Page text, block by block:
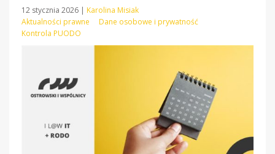
12 stycznia 2026 | Karolina Misiak
Aktualności prawne
Dane osobowe i prywatność
Kontrola PUODO